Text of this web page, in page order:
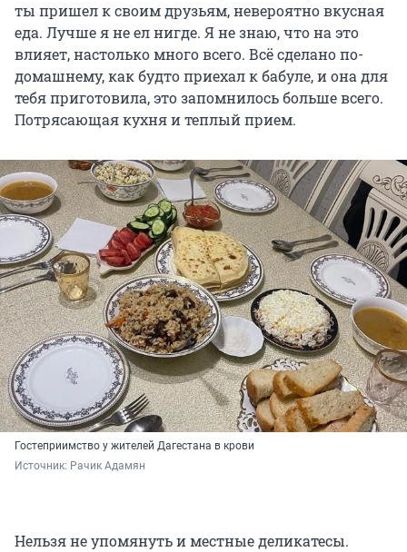
ты пришел к своим друзьям, невероятно вкусная
еда. Лучше я не ел нигде. Я не знаю, что на это
влияет, настолько много всего. Всё сделано по-
домашнему, как будто приехал к бабуле, и она для
тебя приготовила, это запомнилось больше всего.
Потрясающая кухня и теплый прием.
Гостеприимство у жителей Дагестана в крови
Источник: Рачик Адамян
Нельзя не упомянуть и местные деликатесы.